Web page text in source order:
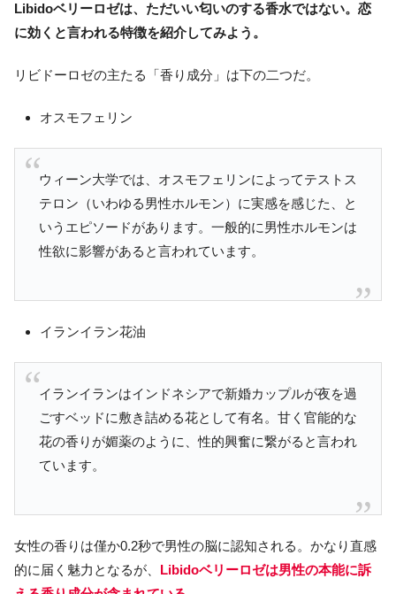
Libidoベリーロゼは、ただいい匂いのする香水ではない。恋
に効くと言われる特徴を紹介してみよう。
リビドーロゼの主たる「香り成分」は下の二つだ。
オスモフェリン
ウィーン大学では、オスモフェリンによってテストス
テロン（いわゆる男性ホルモン）に実感を感じた、と
いうエピソードがあります。一般的に男性ホルモンは
性欲に影響があると言われています。
イランイラン花油
イランイランはインドネシアで新婚カップルが夜を過
ごすベッドに敷き詰める花として有名。甘く官能的な
花の香りが媚薬のように、性的興奮に繋がると言われ
ています。
女性の香りは僅か0.2秒で男性の脳に認知される。かなり直感
的に届く魅力となるが、 Libidoベリーロゼは男性の本能に訴